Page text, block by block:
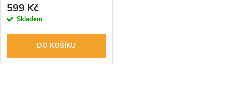
599 Kč
Skladem
DO KOŠÍKU